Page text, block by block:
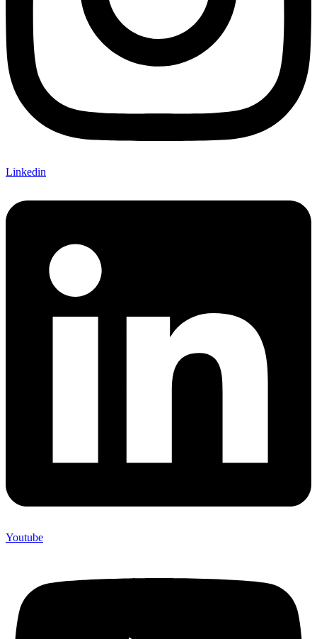
Linkedin
Youtube